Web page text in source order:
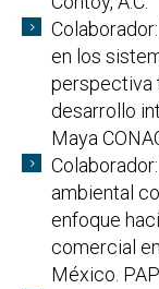
en los
perspectiva
desarrollo
Maya
ambiental
enfoque
comercial
México.